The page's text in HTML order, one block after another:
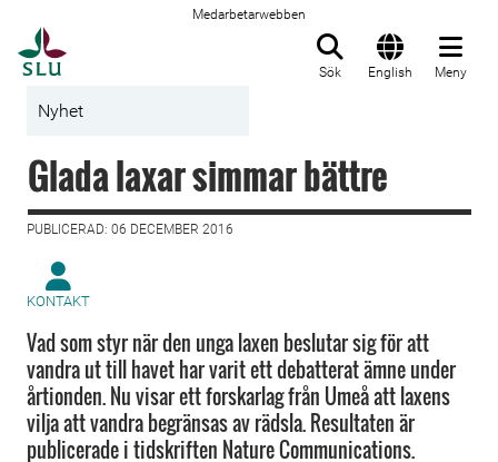
Medarbetarwebben
Sök English Meny
Nyhet
Glada laxar simmar bättre
PUBLICERAD: 06 DECEMBER 2016
KONTAKT
Vad som styr när den unga laxen beslutar sig för att
vandra ut till havet har varit ett debatterat ämne under
årtionden. Nu visar ett forskarlag från Umeå att laxens
vilja att vandra begränsas av rädsla. Resultaten är
publicerade i tidskriften Nature Communications.